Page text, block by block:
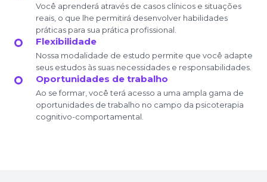
Você aprenderá através de casos clínicos e situações
reais, o que lhe permitirá desenvolver habilidades
práticas para sua prática profissional.
Flexibilidade
Nossa modalidade de estudo permite que você adapte
seus estudos às suas necessidades e responsabilidades.
Oportunidades de trabalho
Ao se formar, você terá acesso a uma ampla gama de
oportunidades de trabalho no campo da psicoterapia
cognitivo-comportamental.